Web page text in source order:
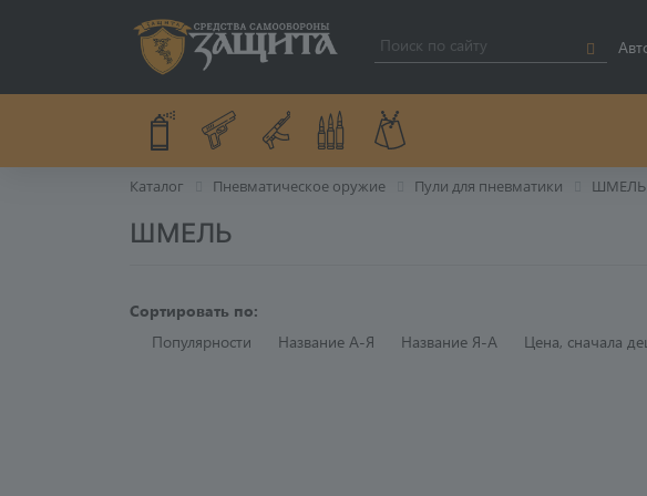
Каталог Пневматическое оружие Пули для пневматики ШМЕЛЬ
ШМЕЛЬ
Сортировать по:
Популярности
Название A-Я Название Я-A Цена, сначала